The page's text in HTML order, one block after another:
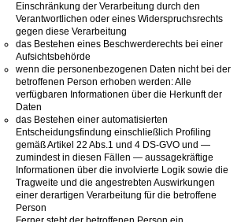
Einschränkung der Verarbeitung durch den
Verantwortlichen oder eines Widerspruchsrechts
gegen diese Verarbeitung
das Bestehen eines Beschwerderechts bei einer
Aufsichtsbehörde
wenn die personenbezogenen Daten nicht bei der
betroffenen Person erhoben werden: Alle
verfügbaren Informationen über die Herkunft der
Daten
das Bestehen einer automatisierten
Entscheidungsfindung einschließlich Profiling
gemäß Artikel 22 Abs.1 und 4 DS-GVO und —
zumindest in diesen Fällen — aussagekräftige
Informationen über die involvierte Logik sowie die
Tragweite und die angestrebten Auswirkungen
einer derartigen Verarbeitung für die betroffene
Person